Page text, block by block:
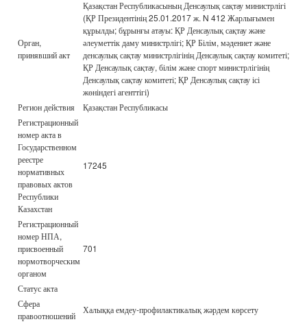
Орган,
принявший акт
Қазақстан Республикасының Денсаулық сақтау министрлігі
(ҚР Президентінің 25.01.2017 ж. N 412 Жарлығымен
құрылды; бұрынғы атауы: ҚР Денсаулық сақтау және
әлеуметтік даму министрлігі; ҚР Білім, мәдениет және
денсаулық сақтау министрлігінің Денсаулық сақтау комитеті;
ҚР Денсаулық сақтау, білім және спорт министрлігінің
Денсаулық сақтау комитеті; ҚР Денсаулық сақтау ісі
жөніндегі агенттігі)
Регион действия
Қазақстан Республикасы
Регистрационный
номер акта в
Государственном
реестре
нормативных
правовых актов
Республики
Казахстан
17245
Регистрационный
номер НПА,
присвоенный
нормотворческим
органом
701
Статус акта
Сфера
правоотношений
Халыққа емдеу-профилактикалық жәрдем көрсету